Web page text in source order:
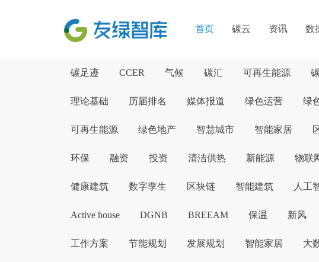
首页 碳云 资讯 数
碳足迹 CCER 气候 碳汇 可再生能源
理论基础 历届排名 媒体报道 绿色运营 绿
可再生能源 绿色地产 智慧城市 智能家居
环保 融资 投资 清洁供热 新能源 物联
健康建筑 数字孪生 区块链 智能建筑 人工
Active house DGNB BREEAM 保温 新风
工作方案 节能规划 发展规划 智能家居 大